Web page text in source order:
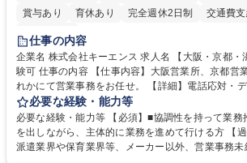
賞与あり
育休あり 完全週休2日制 交通費
土日祝休み
仕事の内容
企業名 株式会社キーエンス 求人名 【大阪・京都・滋賀】営業事務 ※未経
験可 仕事の内容 【仕事内容】大阪営業所、京都営業所、滋賀営業所いず
れかにて営業事務をお任せ。 【詳細】電話応対・
の作成・カタログ送付・来客対応・営業所内で発生
善をお任せ。 【教育制度】ご入社後、育成担当とペアになりながらOJTに
て業務を覚えていただくことが可能です。業務シ
れているため、スムーズに仕事に慣れることがで
必要な経験・能力等
必要な経験・能力等 【必須】■協調性を持って業務
を出しながら、主体的に業務を進めて行ける方 【
派遣業界や保育業界等、メーカー以外、営業事務